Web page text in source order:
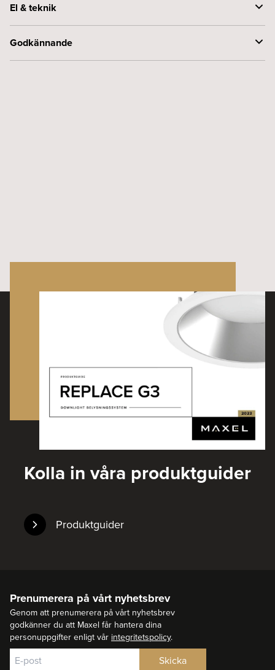
El & teknik
Spänning (V)
Godkännande
Kolla in våra produktguider
Produktguider
Prenumerera på vårt nyhetsbrev
Genom att prenumerera på vårt nyhetsbrev
godkänner du att Maxel får hantera dina
personuppgifter enligt vår integritetspolicy.